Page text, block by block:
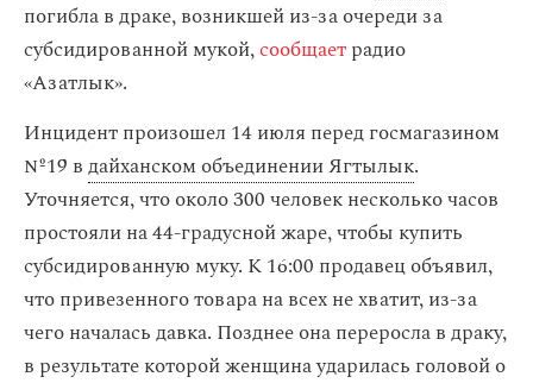
погибла в драке, возникшей из-за очереди за
субсидированной мукой,сообщаетрадио
«Азатлык».
Инцидент произошел 14 июля перед госмагазином
№19 вдайханском объединении Ягтылык.
Уточняется, что около 300 человек несколько часов
простояли на 44-градусной жаре, чтобы купить
субсидированную муку. К 16:00 продавец объявил,
что привезенного товара на всех не хватит, из-за
чего началась давка. Позднее она переросла в драку,
в результате которой женщина ударилась головой о